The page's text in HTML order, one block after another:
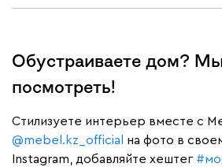
Обустраиваете дом?
посмотреть!
Cтилизуете интерьер вместе с
@mebel.kz_official
на фото в
Instagram, добавляйте хештег